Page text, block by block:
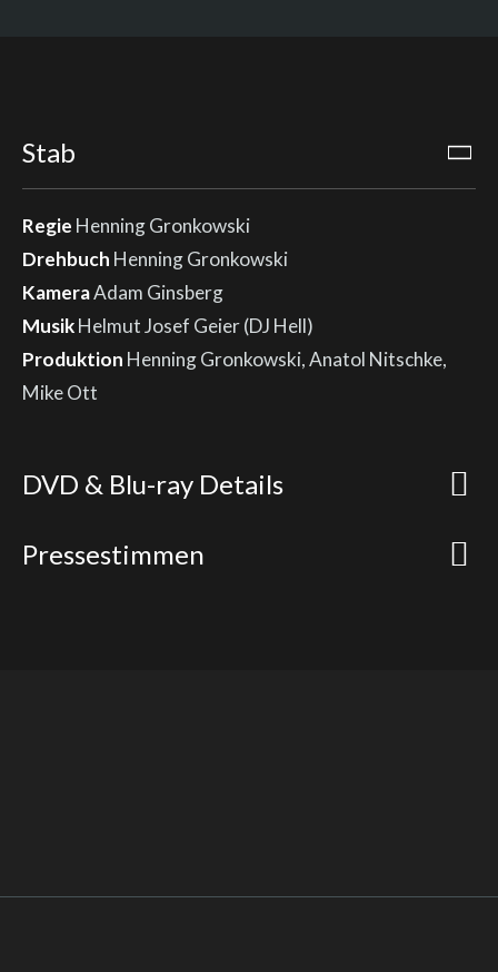
Stab
Regie Henning Gronkowski
Drehbuch Henning Gronkowski
KameraAdam Ginsberg
MusikHelmut Josef Geier (DJ Hell)
Produktion Henning Gronkowski, Anatol Nitschke,
Mike Ott
DVD & Blu-ray Details
Pressestimmen